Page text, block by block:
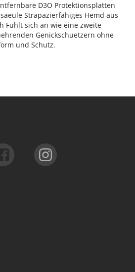
D3O Protektionsplatten
Strapazierfähiges Hemd aus
Fühlt sich an wie eine zweite
Genickschuetzern ohne
und Schutz.